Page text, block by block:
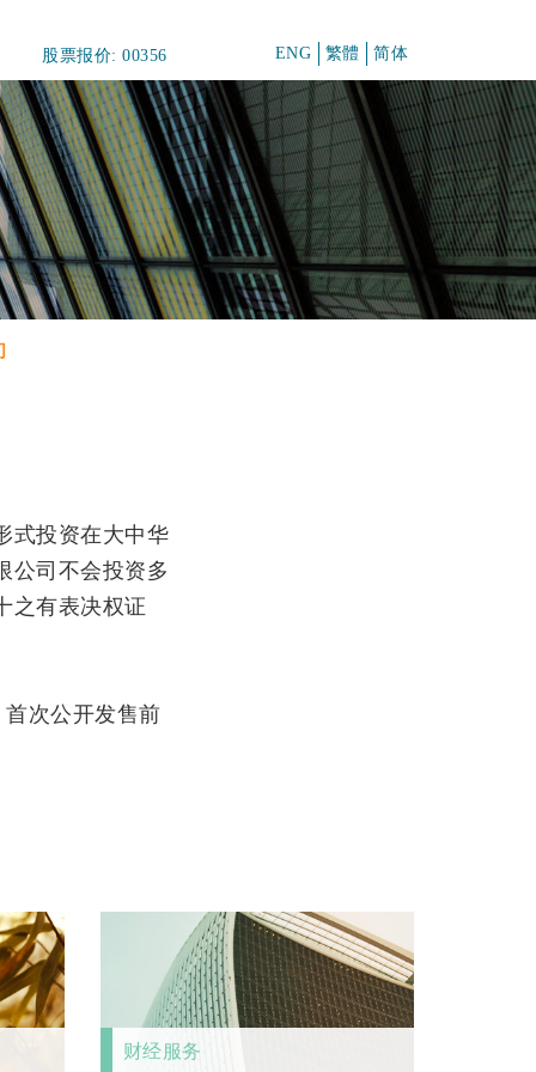
股票报价: 00356 ENG 繁體 简体
式投资在大中华
公司不会投资多
之有表决权证
次公开发售前
财经服务